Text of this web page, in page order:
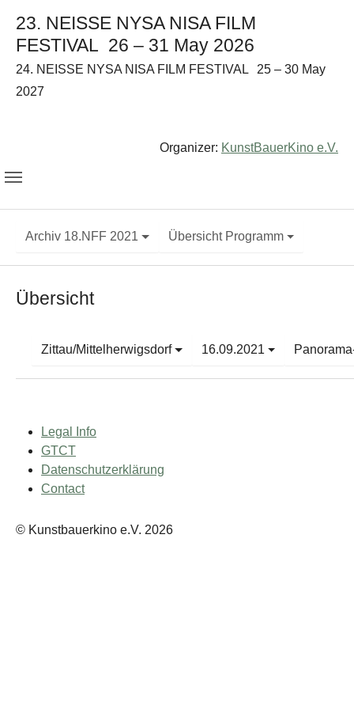
23. NEISSE NYSA NISA FILM
FESTIVAL 26 – 31 May 2026
24. NEISSE NYSA NISA FILM FESTIVAL
25 – 30 May
2027
Organizer: KunstBauerKino e.V.
Archiv 18.NFF 2021 Übersicht Programm
Übersicht
Zittau/Mittelherwigsdorf 16.09.2021
Legal Info
GTCT
Datenschutzerklärung
Contact
© Kunstbauerkino e.V. 2026